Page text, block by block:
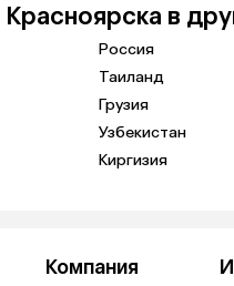
в
Россия
Таиланд
Грузия
Узбекистан
Киргизия
Компания